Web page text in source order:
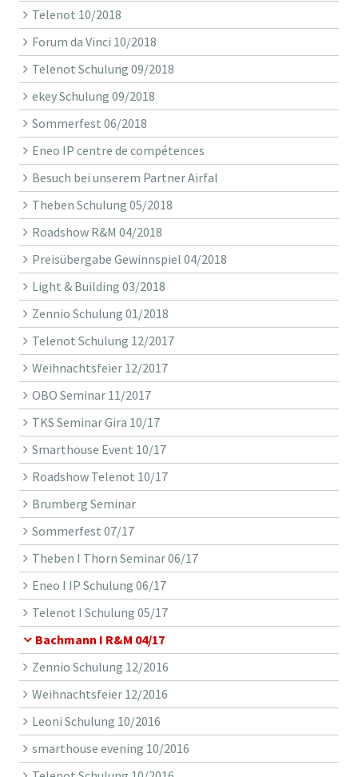
Telenot 10/2018
Forum da Vinci 10/2018
Telenot Schulung 09/2018
ekey Schulung 09/2018
Sommerfest 06/2018
Eneo IP centre de compétences
Besuch bei unserem Partner Airfal
Theben Schulung 05/2018
Roadshow R&M 04/2018
Preisübergabe Gewinnspiel 04/2018
Light & Building 03/2018
Zennio Schulung 01/2018
Telenot Schulung 12/2017
Weihnachtsfeier 12/2017
OBO Seminar 11/2017
TKS Seminar Gira 10/17
Smarthouse Event 10/17
Roadshow Telenot 10/17
Brumberg Seminar
Sommerfest 07/17
Theben I Thorn Seminar 06/17
Eneo I IP Schulung 06/17
Telenot I Schulung 05/17
Bachmann I R&M 04/17
Zennio Schulung 12/2016
Weihnachtsfeier 12/2016
Leoni Schulung 10/2016
smarthouse evening 10/2016